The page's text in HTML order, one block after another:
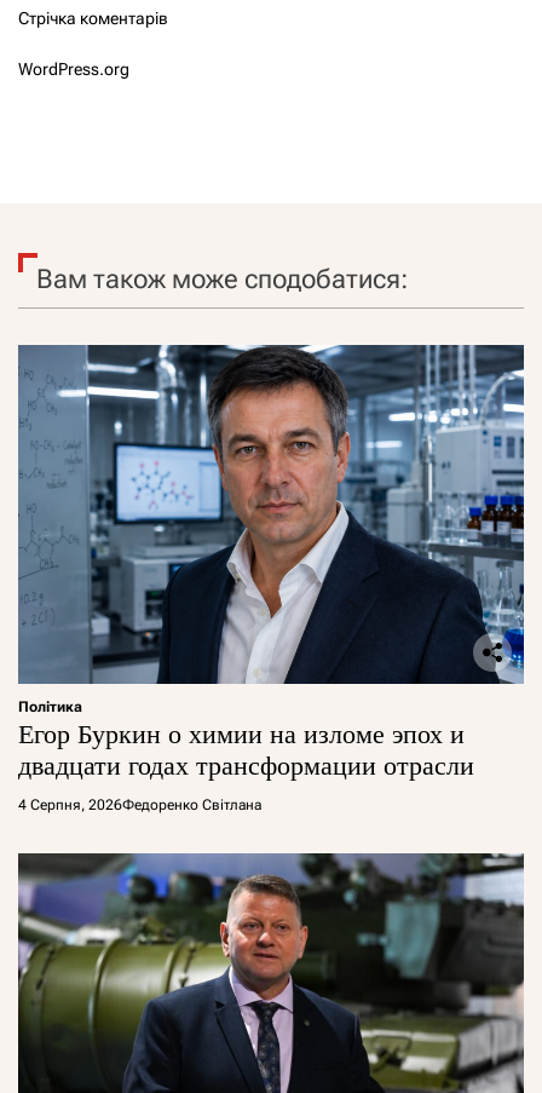
Стрічка коментарів
WordPress.org
Вам також може сподобатися:
Політика
Егор Буркин о химии на изломе эпох и
двадцати годах трансформации отрасли
4 Серпня, 2026Федоренко Світлана